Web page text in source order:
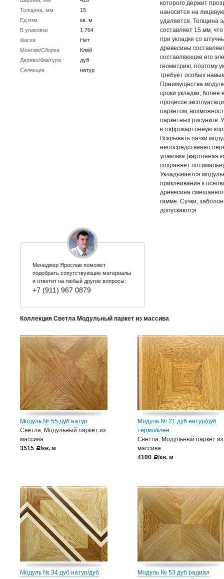
Толщина, мм
15
Ед.изм.
кв. м
В упаковке
1.764
Фаска
Нет
Монтаж/Сборка
Клей
Дерево/Фактура
дуб
Селекция
натур
которого держит
наносится на
удаляется. Толщина
составляет 15 мм,
при укладке со
древесины
составляющие его
геометрию, поэтому
требует особых
Преимущества
сроки укладки, более
процессе
паркетом,
паркетных рисунков.
в гофрокартонную
Вскрывать пачки
непосредственно
упаковка (картонная
сохраняет
Укладывается
приклеивания к
древесина
гамме. Сучки,
допускаются
Менеджер Ярослав поможет
подобрать сопутствующие материалы
и ответит на любый другие вопросы:
+7 (911) 967 0879
Коллекция Светла Модульный паркет из массива
Модуль № 55 дуб натур
Светла, Модульный паркет из
массива
3515
a/кв. м
Модуль № 21 дуб натур/дуб
термо/клён
Светла, Модульный паркет из
массива
4100
a/кв. м
Модуль № 34 дуб натур/дуб
Модуль № 53 дуб радиал